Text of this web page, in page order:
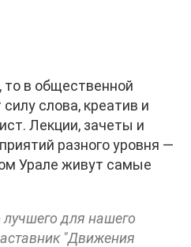
в общественной
слова, креатив и
Лекции, зачеты и
разного уровня —
Урале живут самые
для нашего
"Движения